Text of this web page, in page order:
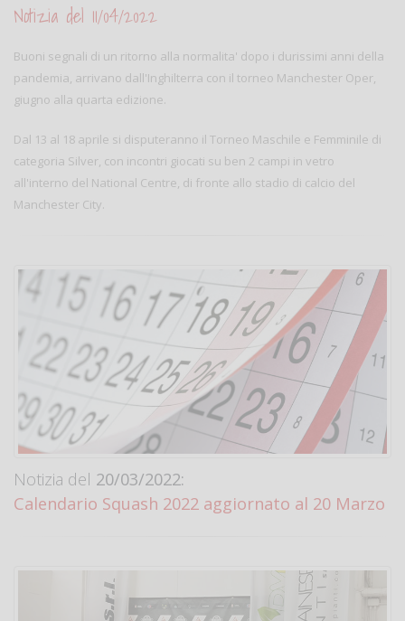
Notizia del 11/04/2022
Buoni segnali di un ritorno alla normalita' dopo i durissimi anni della
pandemia, arrivano dall'Inghilterra con il torneo Manchester Oper,
giugno alla quarta edizione.
Dal 13 al 18 aprile si disputeranno il Torneo Maschile e Femminile di
categoria Silver, con incontri giocati su ben 2 campi in vetro
all'interno del National Centre, di fronte allo stadio di calcio del
Manchester City.
Notizia del 20/03/2022:
Calendario Squash 2022 aggiornato al 20 Marzo